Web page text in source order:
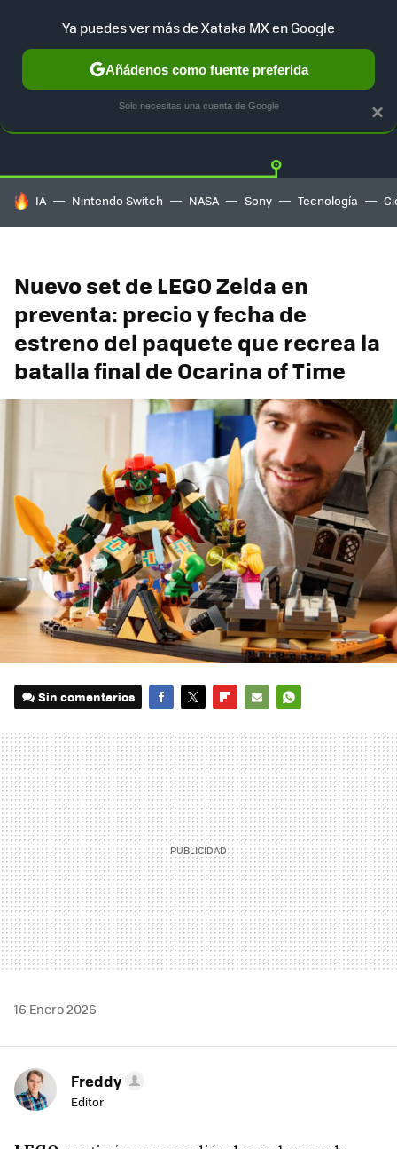
GUÍA DE COMPRAS MERCADO LIBRE
HOY SE HABLA DE
IA Nintendo Switch NASA Sony Tecnología
Nuevo set de LEGO Zelda en
preventa: precio y fecha de
estreno del paquete que recrea la
batalla final de Ocarina of Time
Sin comentarios
MAIL
16 Enero 2026
Freddy
Editor
×
Ya puedes ver más de Xataka MX en Google
Añádenos como fuente preferida
Solo necesitas una cuenta de Google